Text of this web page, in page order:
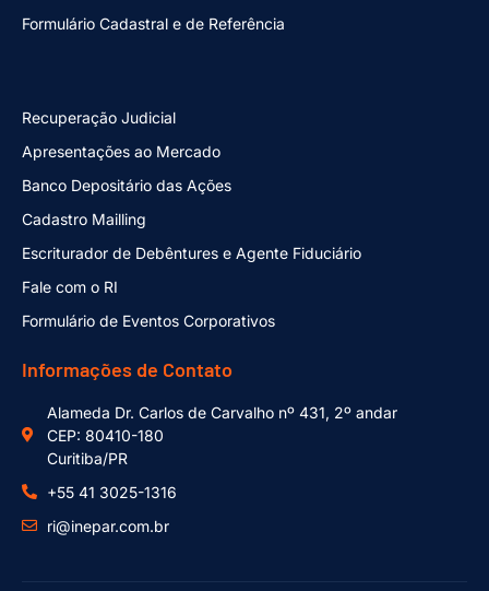
Formulário Cadastral e de Referência
Recuperação Judicial
Apresentações ao Mercado
Banco Depositário das Ações
Cadastro Mailling
Escriturador de Debêntures e Agente Fiduciário
Fale com o RI
Formulário de Eventos Corporativos
Informações de Contato
Alameda Dr. Carlos de Carvalho nº 431, 2º andar
CEP: 80410-180
Curitiba/PR
+55 41 3025-1316
ri@inepar.com.br